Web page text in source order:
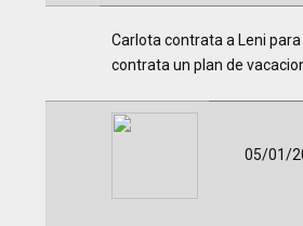
Carlota contrata a Leni
contrata un plan de
05/01/